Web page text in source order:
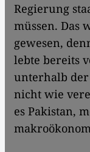
Regierung
müssen. Das
gewesen,
lebte bereits
unterhalb
nicht wie
es Pakistan,